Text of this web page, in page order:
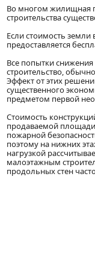
Во многом жилищная
строительства
Если стоимость
предоставляется
Все попытки
строительство,
Эффект от этих
существенного
предметом первой
Стоимость
продаваемой
пожарной
поэтому на нижних
нагрузкой
малоэтажным
продольных стен